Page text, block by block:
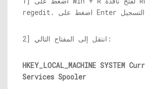
2] انتقل إلى المفتاح التالي:
HKEY_LOCAL_MACHINE SYSTEM
Services Spooler